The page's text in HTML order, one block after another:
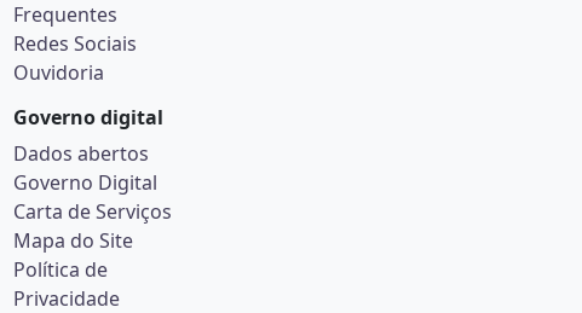
Frequentes
Redes Sociais
Ouvidoria
Governo digital
Dados abertos
Governo Digital
Carta de Serviços
Mapa do Site
Política de
Privacidade